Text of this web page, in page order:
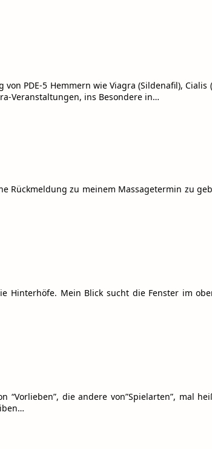
PDE-5 Hemmern wie Viagra (Sildenafil), Cialis
Veranstaltungen, ins Besondere in…
Rückmeldung zu meinem Massagetermin zu
Hinterhöfe. Mein Blick sucht die Fenster im
die andere von”Spielarten”, mal